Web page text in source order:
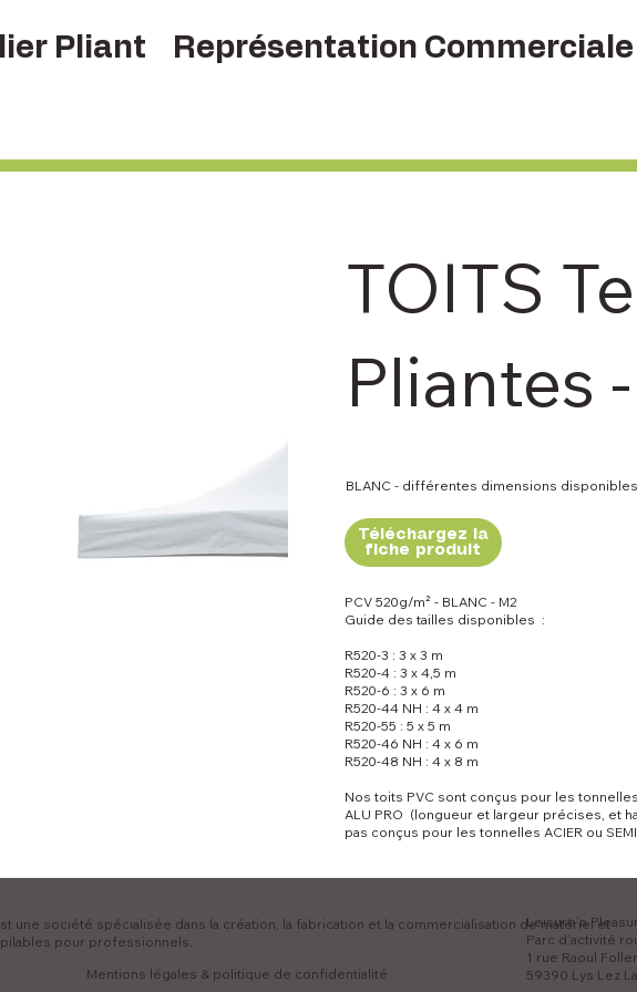
Pliant Représentation Commerciale
TOITS
Pliantes
BLANC - différentes dimensions disponibles
Téléchargez la
fiche produit
PCV 520g/m² - BLANC - M2
Guide des tailles disponibles :
R520-3 : 3 x 3 m
R520-4 : 3 x 4,5 m
R520-6 : 3 x 6 m
R520-44 NH : 4 x 4 m
R520-55 : 5 x 5 m
R520-46 NH : 4 x 6 m
R520-48 NH : 4 x 8 m
Nos toits PVC sont conçus pour les
ALU PRO (longueur et largeur précises, et
pas conçus pour les tonnelles ACIER ou
une société spécialisée dans la création, la fabrication et la commercialisation de matériel et
pour professionnels.
Leisure’n
Parc d’activité
1 rue Raoul
59390 Lys Lez
Mentions légales & politique de confidentialité